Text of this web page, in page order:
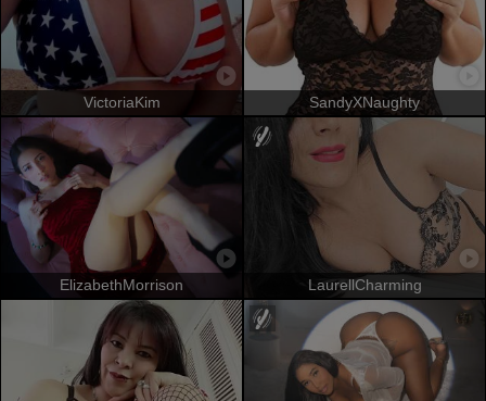
VictoriaKim SandyXNaughty
ElizabethMorrison LaurellCharming